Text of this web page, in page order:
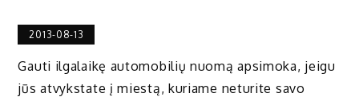
2013-08-13
Gauti ilgalaikę automobilių nuomą apsimoka, jeigu
jūs atvykstate į miestą, kuriame neturite savo